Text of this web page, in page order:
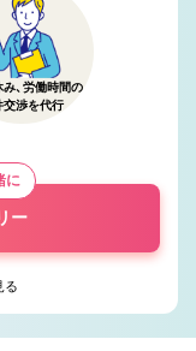
み、労働時間の
交渉を代行
に
ー
る